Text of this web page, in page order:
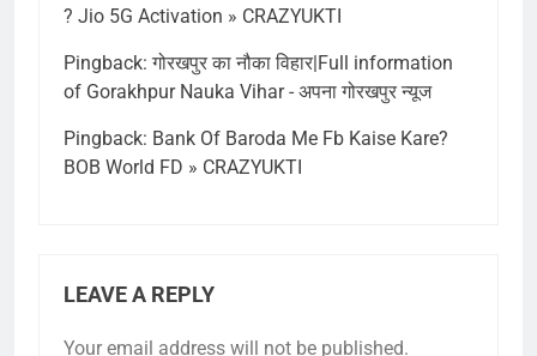
? Jio 5G Activation » CRAZYUKTI
Pingback:गोरखपुर का नौका विहार|Full information
of Gorakhpur Nauka Vihar - अपना गोरखपुर न्यूज
Pingback: Bank Of Baroda Me Fb Kaise Kare?
BOB World FD » CRAZYUKTI
LEAVE A REPLY
Your email address will not be published.